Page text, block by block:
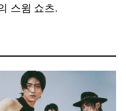
스윔 쇼츠.